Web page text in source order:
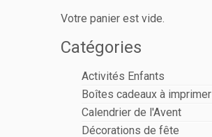
Votre panier est vide.
Catégories
Activités Enfants
Boîtes cadeaux à imprimer
Calendrier de l'Avent
Décorations de fête